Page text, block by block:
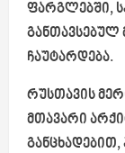
ფარგლებში,
ჩაუტარდება.
რუსთავის
მთავარი